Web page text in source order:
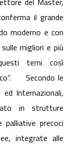
il grande
moderno e con
migliori e più
temi così
Secondo le
ed Internazionali,
in strutture
precoci
integrate alle